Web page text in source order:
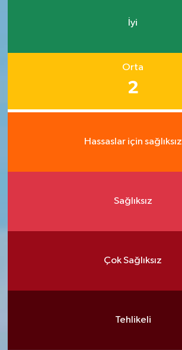
İyi
Orta
2
Hassaslar için sağlıksız
Sağlıksız
Çok Sağlıksız
Tehlikeli